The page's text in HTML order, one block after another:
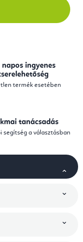
napos ingyenes
termék esetében
tanácsadás
segítség a választásban